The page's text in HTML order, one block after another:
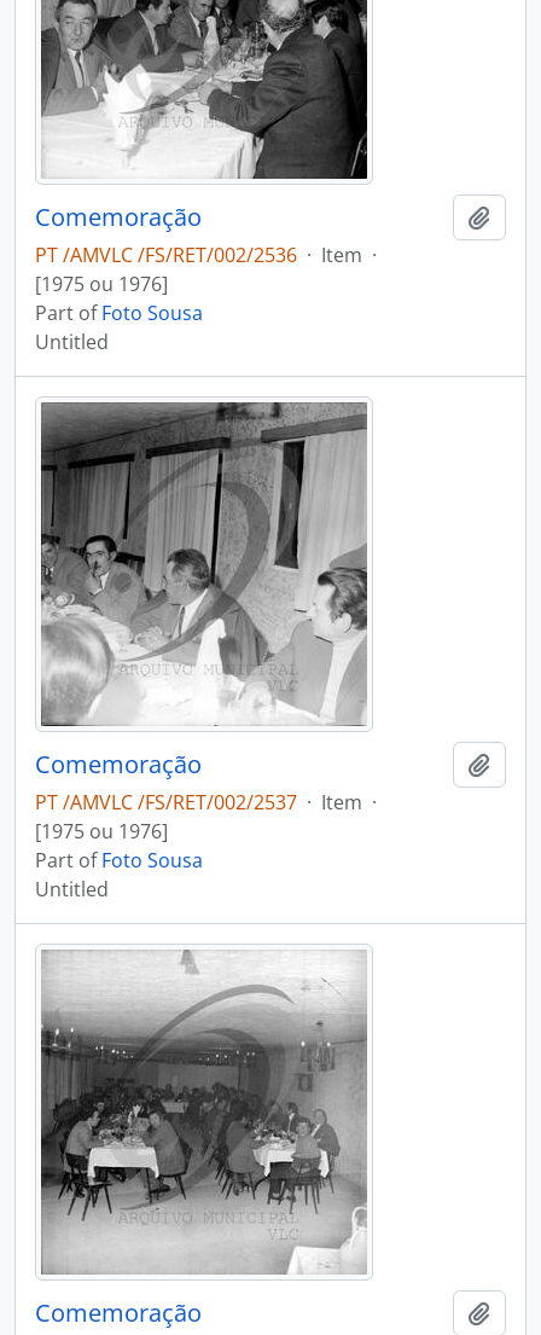
Comemoração
PT /AMVLC /FS/RET/002/2536 · Item ·
[1975 ou 1976]
Part ofFoto Sousa
Untitled
Comemoração
PT /AMVLC /FS/RET/002/2537 · Item ·
[1975 ou 1976]
Part ofFoto Sousa
Untitled
Comemoração